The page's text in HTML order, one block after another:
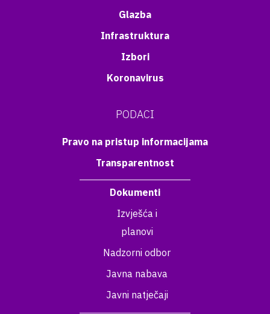
Glazba
Infrastruktura
Izbori
Koronavirus
PODACI
Pravo na pristup informacijama
Transparentnost
Dokumenti
Izvješća i
planovi
Nadzorni odbor
Javna nabava
Javni natječaji